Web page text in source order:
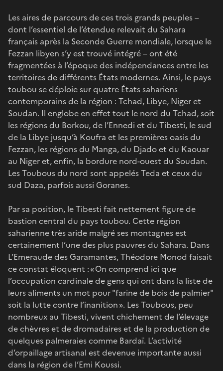
Les aires de parcours de ces trois grands peuples –
dont l’essentiel de l’étendue relevait du Sahara
français après la Seconde Guerre mondiale, lorsque le
Fezzan libyen s’y est trouvé intégré – ont été
fragmentées à l’époque des indépendances entre les
territoires de différents États modernes. Ainsi, le pays
toubou se déploie sur quatre États sahariens
contemporains de la région : Tchad, Libye, Niger et
Soudan. Il englobe en effet tout le nord du Tchad, soit
les régions du Borkou, de l’Ennedi et du Tibesti, le sud
de la Libye jusqu’à Koufra et les premières oasis du
Fezzan, les régions du Manga, du Djado et du Kaouar
au Niger et, enfin, la bordure nord-ouest du Soudan.
Les Toubous du nord sont appelés Teda et ceux du
sud Daza, parfois aussi Goranes.
Par sa position, le Tibesti fait nettement figure de
bastion central du pays toubou. Cette région
saharienne très aride malgré ses montagnes est
certainement l’une des plus pauvres du Sahara. Dans
L’Emeraude des Garamantes, Théodore Monod faisait
ce constat éloquent : « On comprend ici que
l’occupation cardinale de gens qui ont dans la liste de
leurs aliments un mot pour "farine de bois de palmier"
soit la lutte contre l’inanition ». Les Toubous, peu
nombreux au Tibesti, vivent chichement de l’élevage
de chèvres et de dromadaires et de la production de
quelques palmeraies comme Bardaï. L’activité
d’orpaillage artisanal est devenue importante aussi
dans la région de l’Emi Koussi.